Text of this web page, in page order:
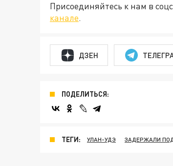
Присоединяйтесь к нам в
канале.
ДЗЕН
ПОДЕЛИТЬСЯ:
ТЕГИ: УЛАН-УДЭ ЗАДЕРЖАЛИ